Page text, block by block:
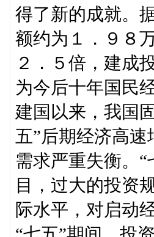
得了新的成就。
额约为１．９８
２．５倍，建成
为今后十年国民
建国以来，我国
五”后期经济高
需求严重失衡。
目，过大的投资
际水平，对启动